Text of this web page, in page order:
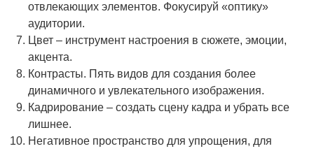
отвлекающих элементов. Фокусируй «оптику»
аудитории.
Цвет – инструмент настроения в сюжете, эмоции,
акцента.
Контрасты. Пять видов для создания более
динамичного и увлекательного изображения.
Кадрирование – создать сцену кадра и убрать все
лишнее.
Негативное пространство для упрощения, для